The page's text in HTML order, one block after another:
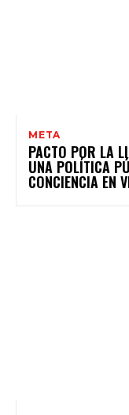
META
PACTO POR LA
UNA POLÍTICA
CONCIENCIA EN